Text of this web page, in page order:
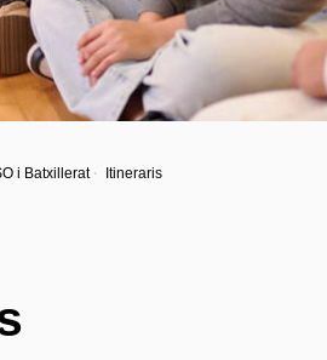
i Batxillerat Itineraris